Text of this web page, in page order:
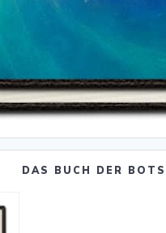
DAS BUCH DER